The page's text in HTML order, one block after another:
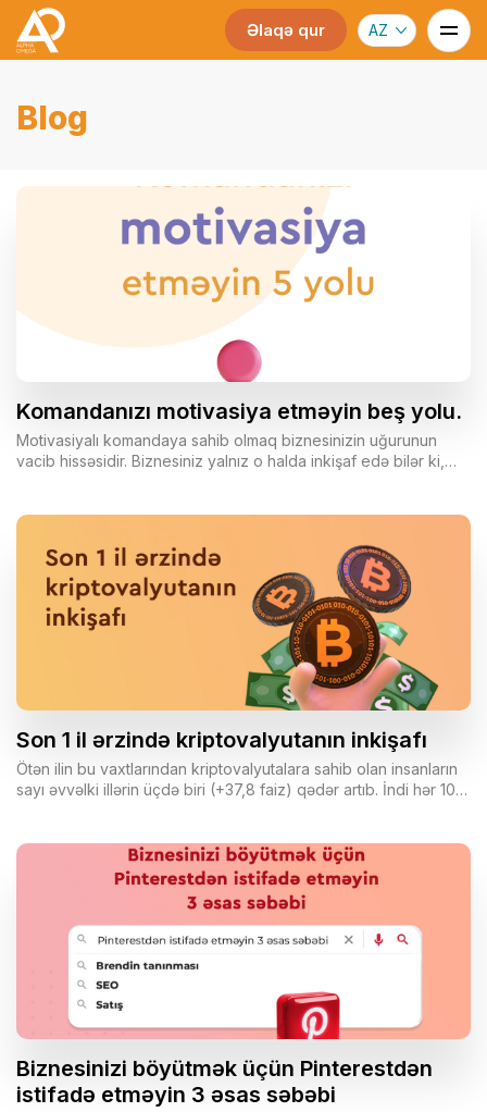
Əlaqə qur AZ
Blog
Komandanızı motivasiya etməyin beş yolu.
Motivasiyalı komandaya sahib olmaq biznesinizin uğurunun
vacib hissəsidir. Biznesiniz yalnız o halda inkişaf edə bilər ki,
Komandanızı motivasiya etməyin beş əsas şərti biznesiniz üçün
aydın məqsədlər qoymaq və onları komanda üzvlərinə
çatdırmaq, komandanızla daimi ünsiyyəti təşviq etmək,
komanda işinə cəlb etmək, kollegial və mehriban ofis mühitini
formalaşdırmaq və işçilərinizin dəyərli olduqlarını hiss etməsi
üçün müsbət rəy təmin etməkdir.
Son 1 il ərzində kriptovalyutanın inkişafı
Ötən ilin bu vaxtlarından kriptovalyutalara sahib olan insanların
sayı əvvəlki illərin üçdə biri (+37,8 faiz) qədər artıb. İndi hər 10
Biznesinizi böyütmək üçün Pinterestdən
istifadə etməyin 3 əsas səbəbi